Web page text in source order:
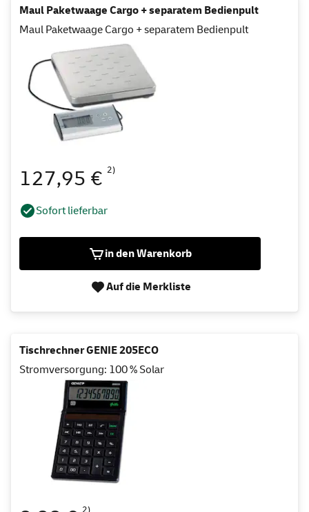
Maul Paketwaage Cargo + separatem Bedienpult
Maul Paketwaage Cargo + separatem Bedienpult
127,95 € 2)
Sofort lieferbar
in den Warenkorb
Auf die Merkliste
Tischrechner GENIE 205ECO
Stromversorgung: 100 % Solar